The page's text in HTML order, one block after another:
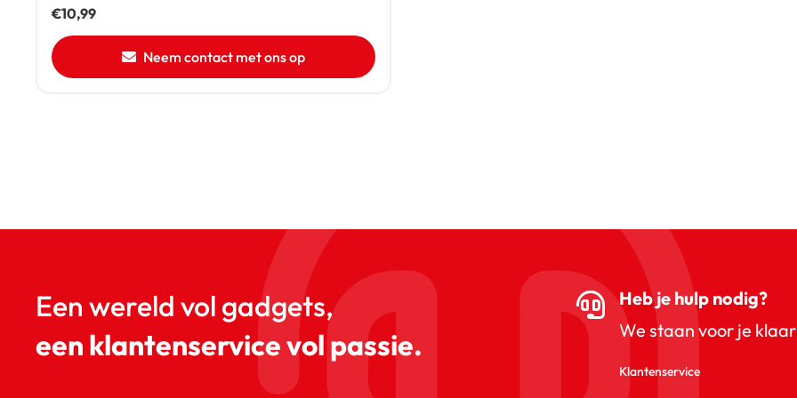
€10,99
Neem contact met ons op
Een wereld vol gadgets,
een klantenservice vol passie.
Heb je hulp nodig?
We staan voor je
Klantenservice